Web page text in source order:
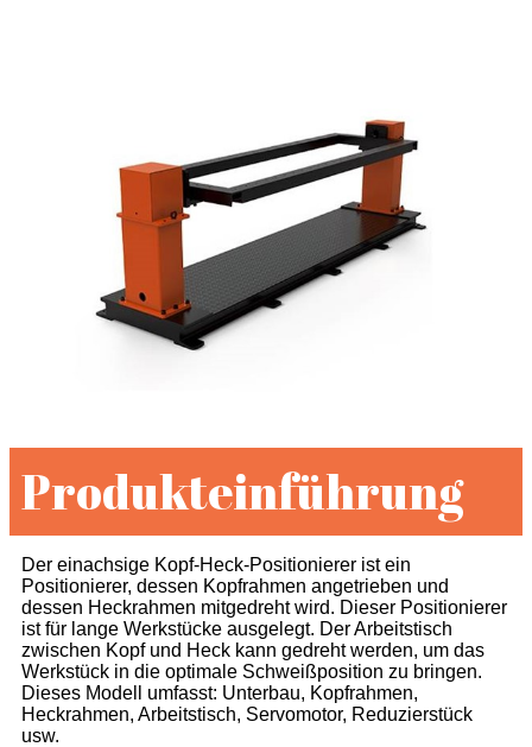
Produkteinführung
Der einachsige Kopf-Heck-Positionierer ist ein
Positionierer, dessen Kopfrahmen angetrieben und
dessen Heckrahmen mitgedreht wird. Dieser Positionierer
ist für lange Werkstücke ausgelegt. Der Arbeitstisch
zwischen Kopf und Heck kann gedreht werden, um das
Werkstück in die optimale Schweißposition zu bringen.
Dieses Modell umfasst: Unterbau, Kopfrahmen,
Heckrahmen, Arbeitstisch, Servomotor, Reduzierstück
usw.